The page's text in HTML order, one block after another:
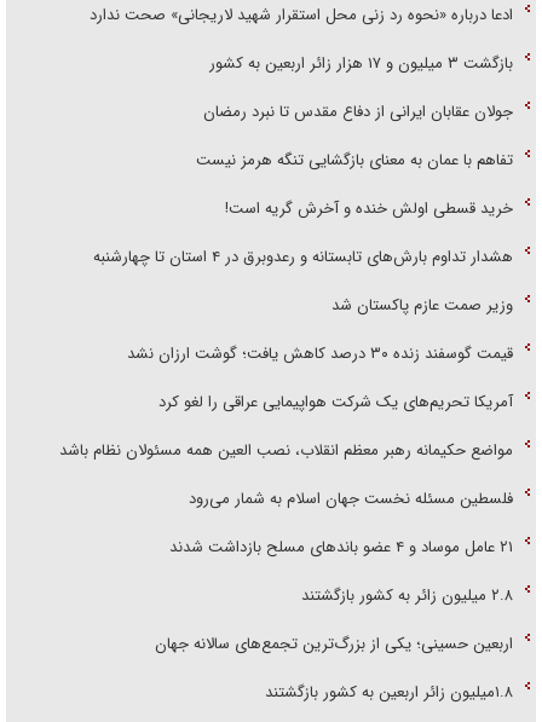
ادعا درباره «نحوه رد زنی محل استقرار شهید لاریجانی» صحت ندارد
بازگشت ۳ میلیون و ۱۷ هزار زائر اربعین به کشور
جولان عقابان ایرانی از دفاع مقدس تا نبرد رمضان
تفاهم با عمان به معنای بازگشایی تنگه هرمز نیست
خرید قسطی اولش خنده و آخرش گریه است!
هشدار تداوم بارش‌های تابستانه و رعدوبرق در ۴ استان تا چهارشنبه
وزیر صمت عازم پاکستان شد
قیمت گوسفند زنده ۳۰ درصد کاهش یافت؛ گوشت ارزان نشد
آمریکا تحریم‌های یک شرکت هواپیمایی عراقی را لغو کرد
مواضع حکیمانه رهبر معظم انقلاب، نصب العین همه مسئولان نظام باشد
فلسطین مسئله نخست جهان اسلام به شمار می‌رود
۲۱ عامل موساد و ۴ عضو باند‌های مسلح بازداشت شدند
۲.۸ میلیون زائر به کشور بازگشتند
اربعین حسینی؛ یکی از بزرگ‌ترین تجمع‌های سالانه جهان
۱.۸میلیون زائر اربعین به کشور بازگشتند